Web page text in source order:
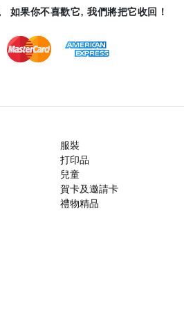
如果你不喜歡它, 我們將把它收回！
服裝
打印品
兒童
賀卡及邀請卡
禮物精品